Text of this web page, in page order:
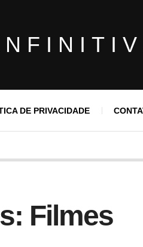
DE PRIVACIDADE
Filmes